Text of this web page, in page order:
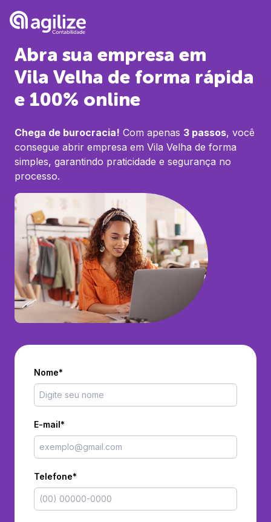
Abra sua empresa em
Vila Velha de forma rápida
e 100% online
Chega de burocracia! Com apenas 3 passos, você
consegue abrir empresa em Vila Velha de forma
simples, garantindo praticidade e segurança no
processo.
Nome*
E-mail*
Telefone*